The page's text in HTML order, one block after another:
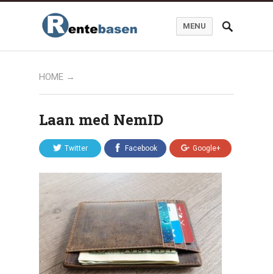
MENU
HOME →
Laan med NemID
Twitter Facebook Google+